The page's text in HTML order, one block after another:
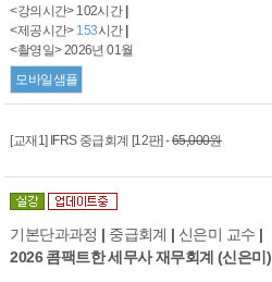
<강의시간> 102시간
<제공시간> 153시간
<촬영일> 2026년 01월
모바일샘플
[교재1] IFRS 중급회계 [12판] -65,000원
기본단과과정 | 중급회계 | 신은미 교수 |
2026 콤팩트한 세무사 재무회계 (신은미)